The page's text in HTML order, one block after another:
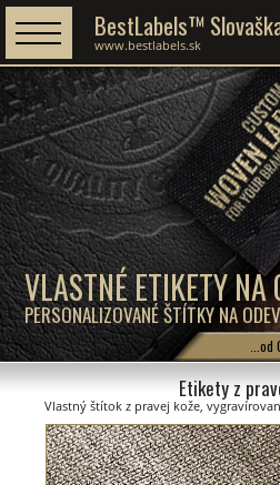
VLASTNÉ ETIKETY NA
PERSONALIZOVANÉ ŠTÍTKY NA
BestLabels™
www.bestlabels.sk
Etikety z
Vlastný štítok z pravej kože,